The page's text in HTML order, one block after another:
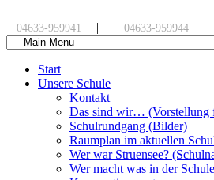
04633-959941 | 04633-959944
Start
Unsere Schule
Kontakt
Das sind wir… (Vorstellung
Schulrundgang (Bilder)
Raumplan im aktuellen
Wer war Struensee?
Wer macht was in der